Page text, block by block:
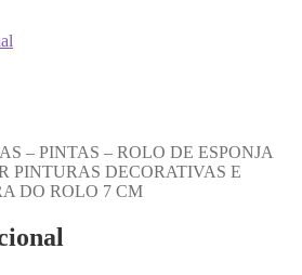
– PINTAS – ROLO DE ESPONJA
PINTURAS DECORATIVAS E
DO ROLO 7 CM